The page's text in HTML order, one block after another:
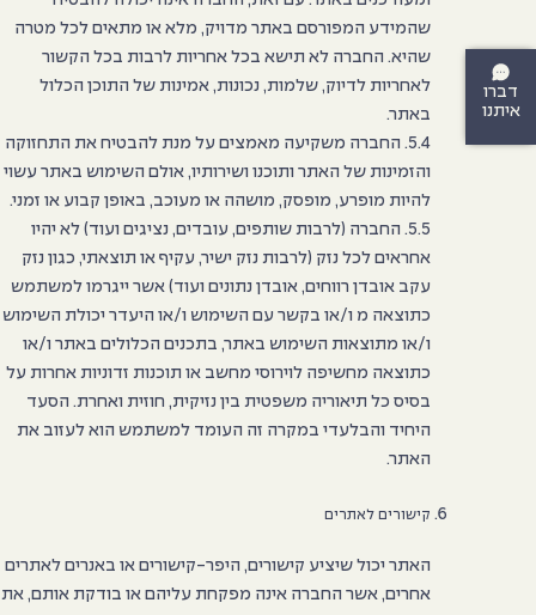
שהמידע המפורסם באתר מדויק, מלא או מתאים לכל מטרה
שהיא. החברה לא תישא בכל אחריות לרבות בכל הקשור
לאחריות לדיוק, שלמות, נכונות, אמינות של התוכן הכלול
באתר.
5.4. החברה משקיעה מאמצים על מנת להבטיח את התחזוקה
והזמינות של האתר ותוכנו ושירותיו, אולם השימוש באתר עשוי
להיות מופרע, מופסק, מושהה או מעוכב, באופן קבוע או זמני.
5.5. החברה (לרבות שותפים, עובדים, נציגים ועוד) לא יהיו
אחראים לכל נזק (לרבות נזק ישיר, עקיף או תוצאתי, כגון נזק
עקב אובדן רווחים, אובדן נתונים ועוד) אשר ייגרמו למשתמש
כתוצאה מ ו/או בקשר עם השימוש ו/או היעדר יכולת השימוש
ו/או מתוצאות השימוש באתר, בתכנים הכלולים באתר ו/או
כתוצאה מחשיפה לוירוסי מחשב או תוכנות זדוניות אחרות על
בסיס כל תיאוריה משפטית בין נזיקית, חוזית ואחרת. הסעד
היחיד והבלעדי במקרה זה העומד למשתמש הוא לעזוב את
האתר.
קישורים לאתרים
האתר יכול שיציע קישורים, היפר-קישורים או באנרים לאתרים
אחרים, אשר החברה אינה מפקחת עליהם או בודקת אותם, את
דברו
איתנו